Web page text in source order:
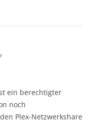
ein berechtigter
noch
Plex-Netzwerkshare